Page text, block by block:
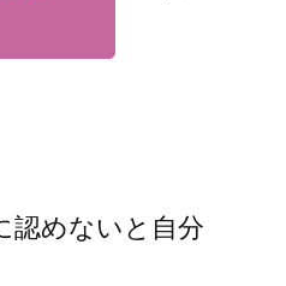
認めないと自分